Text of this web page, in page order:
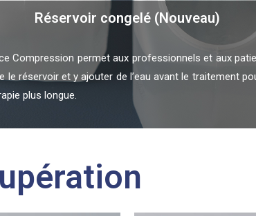
Réservoir congelé (Nouveau)
Compression permet aux professionnels et aux
le réservoir et y ajouter de l’eau avant le traitement
plus longue.